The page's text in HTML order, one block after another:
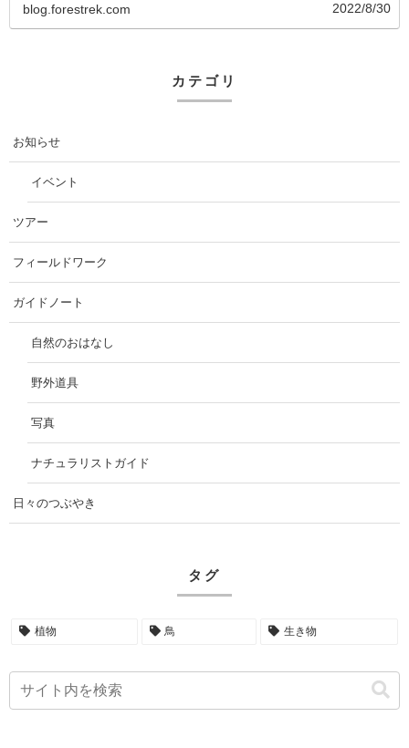
blog.forestrek.com 2022/8/30
カテゴリ
お知らせ
イベント
ツアー
フィールドワーク
ガイドノート
自然のおはなし
野外道具
写真
ナチュラリストガイド
日々のつぶやき
タグ
植物 鳥 生き物